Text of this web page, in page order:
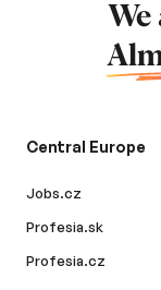
We
Central Europe
Jobs.cz
Profesia.sk
Profesia.cz